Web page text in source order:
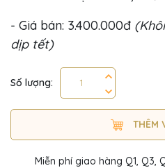
- Giá bán: 3.400.000đ
dịp tết)
Số lượng:
THÊM
Miễn phí giao hàng Q1, Q3,